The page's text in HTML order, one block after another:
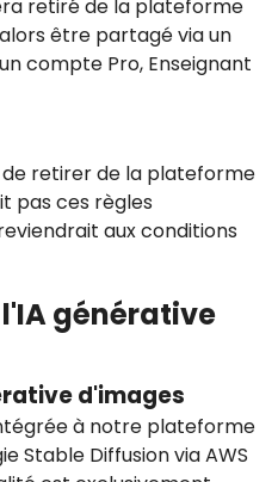
retiré de la plateforme
être partagé via un
compte Pro, Enseignant
retirer de la plateforme
pas ces règles
aux conditions
générative
d'images
à notre plateforme
Stable Diffusion via AWS